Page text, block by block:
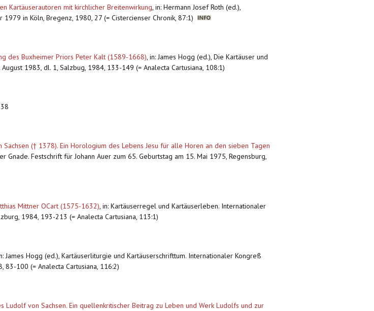
Kartäuserautoren mit kirchlicher Breitenwirkung, in: Hermann Josef Roth (ed.),
in Köln, Bregenz, 1980, 27 (= Cistercienser Chronik, 87:1)
des Buxheimer Priors Peter Kalt (1589-1668), in: James Hogg (ed.), Die Kartäuser und
1983, dl. 1, Salzbug, 1984, 133-149 (= Analecta Cartusiana, 108:1)
(† 1378). Ein Horologium des Lebens Jesu für alle Horen an den sieben Tagen
Gnade. Festschrift für Johann Auer zum 65. Geburtstag am 15. Mai 1975, Regensburg,
Mittner OCart (1575-1632), in: Kartäuserregel und Kartäuserleben. Internationaler
1984, 193-213 (= Analecta Cartusiana, 113:1)
James Hogg (ed.), Kartäuserliturgie und Kartäuserschrifttum. Internationaler Kongreß
100 (= Analecta Cartusiana, 116:2)
Ludolf von Sachsen. Ein quellenkritischer Beitrag zu Leben und Werk Ludolfs und zur